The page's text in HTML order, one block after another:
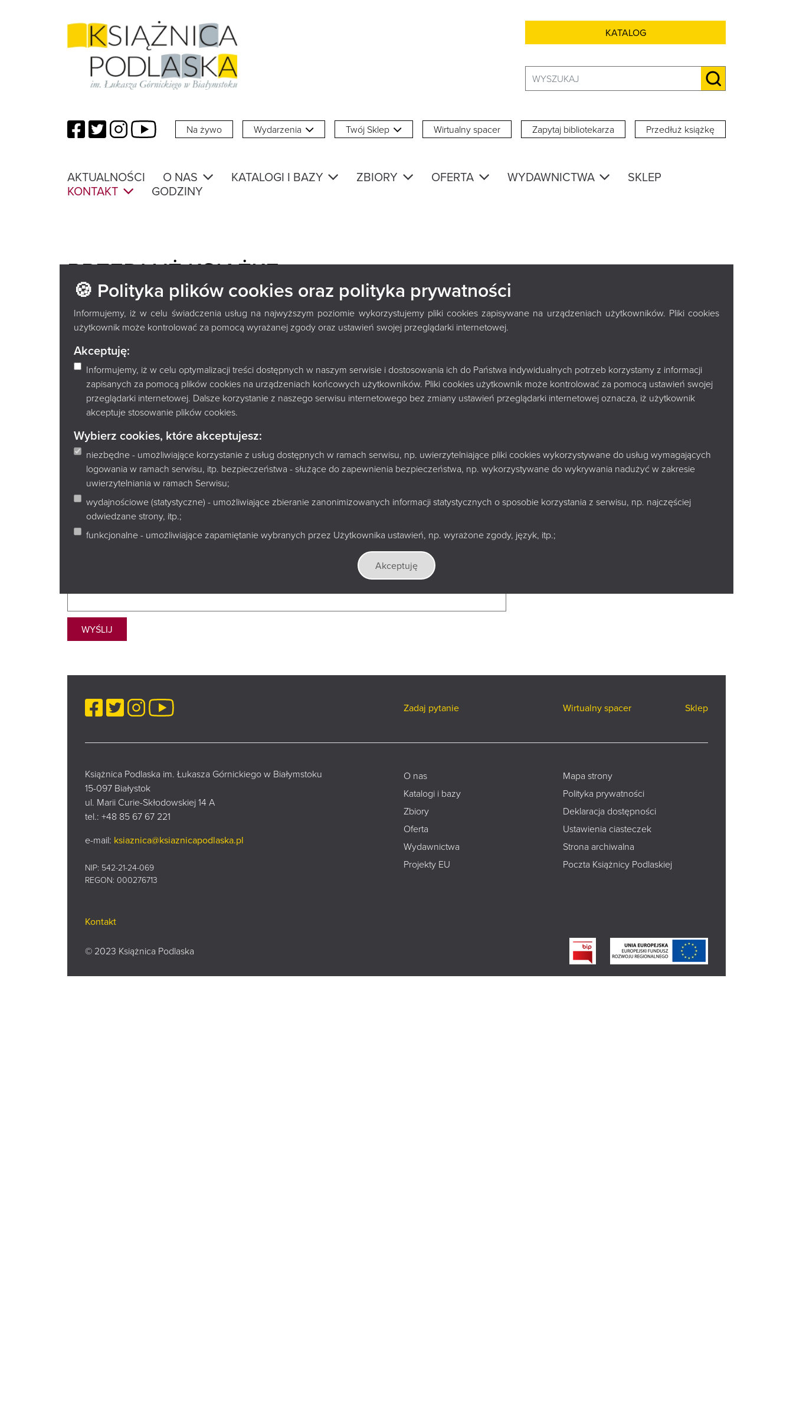
🍪 Polityka plików cookies oraz polityka prywatności
Informujemy, iż w celu świadczenia usług na najwyższym poziomie wykorzystujemy pliki cookies zapisywane na urządzeniach użytkowników. Pliki cookies
użytkownik może kontrolować za pomocą wyrażanej zgody oraz ustawień swojej przeglądarki internetowej.
Akceptuję:
Informujemy, iż w celu optymalizacji treści dostępnych w naszym serwisie i dostosowania ich do Państwa indywidualnych potrzeb korzystamy z informacji
zapisanych za pomocą plików cookies na urządzeniach końcowych użytkowników. Pliki cookies użytkownik może kontrolować za pomocą ustawień swojej
przeglądarki internetowej. Dalsze korzystanie z naszego serwisu internetowego bez zmiany ustawień przeglądarki internetowej oznacza, iż użytkownik
akceptuje stosowanie plików cookies.
Wybierz cookies, które akceptujesz:
niezbędne - umożliwiające korzystanie z usług dostępnych w ramach serwisu, np. uwierzytelniające pliki cookies wykorzystywane do usług wymagających
logowania w ramach serwisu, itp. bezpieczeństwa - służące do zapewnienia bezpieczeństwa, np. wykorzystywane do wykrywania nadużyć w zakresie
uwierzytelniania w ramach Serwisu;
wydajnościowe (statystyczne) - umożliwiające zbieranie zanonimizowanych informacji statystycznych o sposobie korzystania z serwisu, np. najczęściej
odwiedzane strony, itp.;
funkcjonalne - umożliwiające zapamiętanie wybranych przez Użytkownika ustawień, np. wyrażone zgody, język, itp.;
Akceptuję
KATALOG
SZUKAJ
Facebook
TwitterInstagram
YouTube Na żywo Wydarzenia Twój Sklep Wirtualny spacer Zapytaj bibliotekarza Przedłuż książkę
AKTUALNOŚCI O NAS KATALOGI I BAZY ZBIORY OFERTA WYDAWNICTWA
SKLEP
KONTAKT
GODZINY
PRZEDŁUŻ KSIĄŻKĘ
Gwiazdka oznacza pola obowiązkowe
Imię i nazwisko:
Adres e-mail:
Treść wiadomości:
WYŚLIJ
Facebook
TwitterInstagram
YouTube Zadaj pytanie Wirtualny spacer Sklep
Książnica Podlaska im. Łukasza Górnickiego w Białymstoku
15-097 Białystok
ul. Marii Curie-Skłodowskiej 14 A
tel.: +48 85 67 67 221
e-mail: ksiaznica@ksiaznicapodlaska.pl
NIP: 542-21-24-069
REGON: 000276713
Kontakt
O nas
Katalogi i bazy
Zbiory
Oferta
Wydawnictwa
Projekty EU
Mapa strony
Polityka prywatności
Deklaracja dostępności
Ustawienia ciasteczek
Strona archiwalna
Poczta Książnicy Podlaskiej
© 2023 Książnica Podlaska